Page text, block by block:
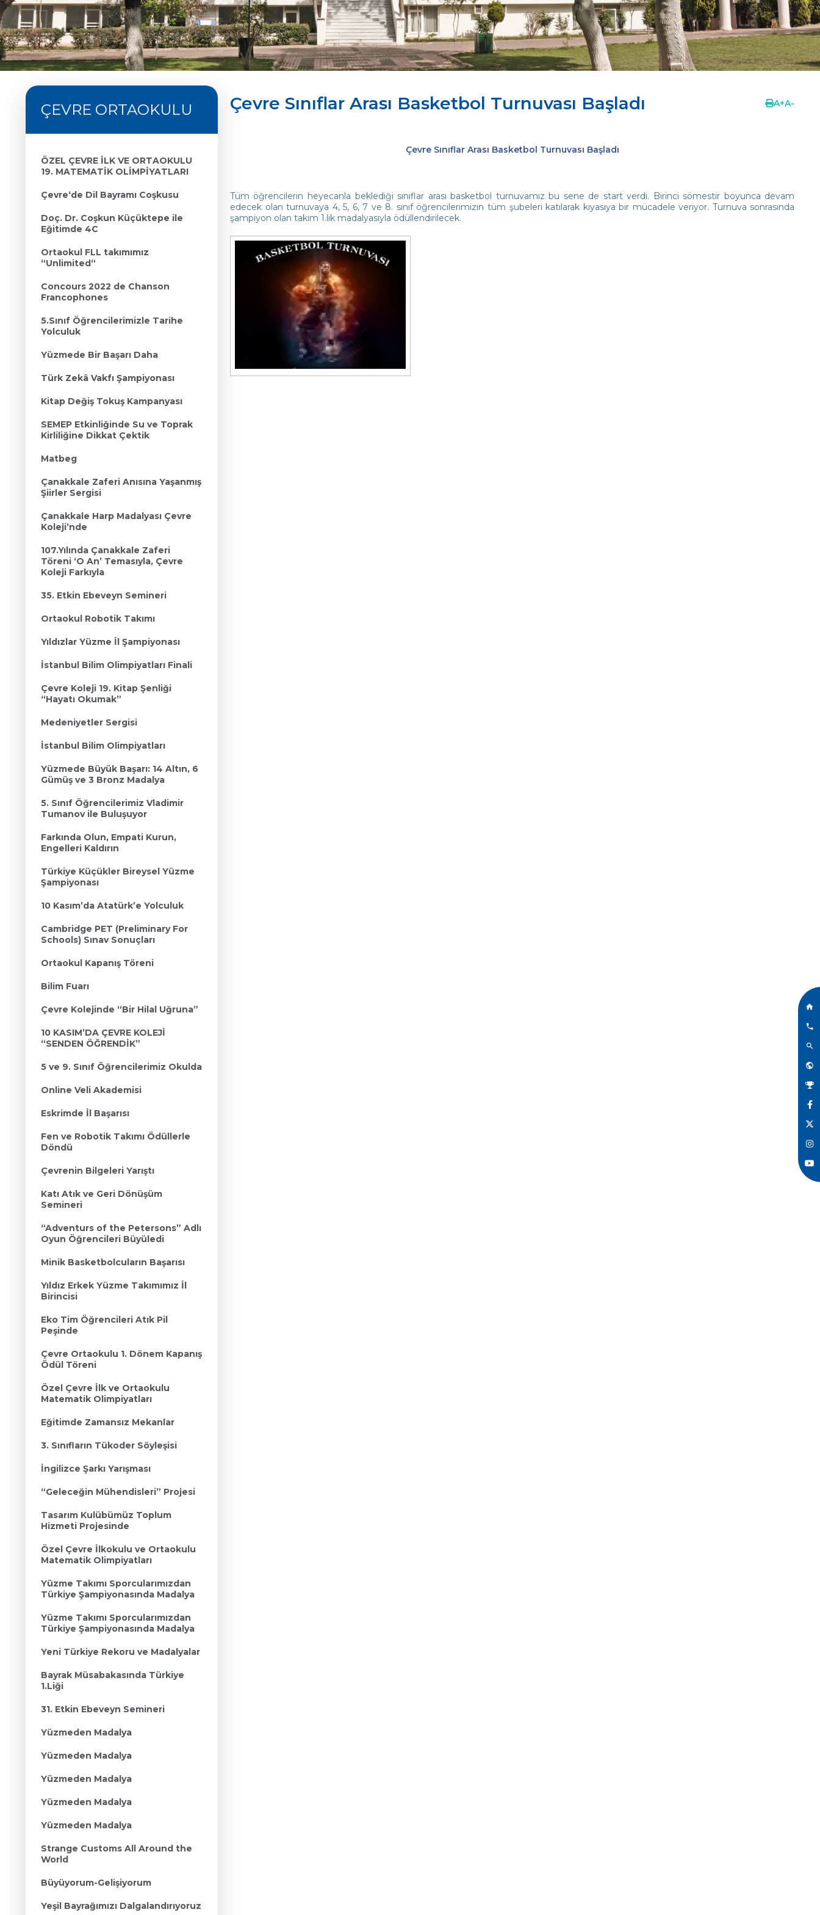
ÇEVRE ORTAOKULU
ÖZEL ÇEVRE İLK VE ORTAOKULU
19. MATEMATİK OLİMPİYATLARI
Çevre‘de Dil Bayramı Coşkusu
Doç. Dr. Coşkun Küçüktepe ile
Eğitimde 4C
Ortaokul FLL takımımız
“Unlimited“
Concours 2022 de Chanson
Francophones
5.Sınıf Öğrencilerimizle Tarihe
Yolculuk
Yüzmede Bir Başarı Daha
Türk Zekâ Vakfı Şampiyonası
Kitap Değiş Tokuş Kampanyası
SEMEP Etkinliğinde Su ve Toprak
Kirliliğine Dikkat Çektik
Matbeg
Çanakkale Zaferi Anısına Yaşanmış
Şiirler Sergisi
Çanakkale Harp Madalyası Çevre
Koleji’nde
107.Yılında Çanakkale Zaferi
Töreni ‘O An’ Temasıyla, Çevre
Koleji Farkıyla
35. Etkin Ebeveyn Semineri
Ortaokul Robotik Takımı
Yıldızlar Yüzme İl Şampiyonası
İstanbul Bilim Olimpiyatları Finali
Çevre Koleji 19. Kitap Şenliği
“Hayatı Okumak”
Medeniyetler Sergisi
İstanbul Bilim Olimpiyatları
Yüzmede Büyük Başarı: 14 Altın, 6
Gümüş ve 3 Bronz Madalya
5. Sınıf Öğrencilerimiz Vladimir
Tumanov ile Buluşuyor
Farkında Olun, Empati Kurun,
Engelleri Kaldırın
Türkiye Küçükler Bireysel Yüzme
Şampiyonası
10 Kasım’da Atatürk’e Yolculuk
Cambridge PET (Preliminary For
Schools) Sınav Sonuçları
Ortaokul Kapanış Töreni
Bilim Fuarı
Çevre Kolejinde “Bir Hilal Uğruna”
10 KASIM’DA ÇEVRE KOLEJİ
“SENDEN ÖĞRENDİK”
5 ve 9. Sınıf Öğrencilerimiz Okulda
Online Veli Akademisi
Eskrimde İl Başarısı
Fen ve Robotik Takımı Ödüllerle
Döndü
Çevrenin Bilgeleri Yarıştı
Katı Atık ve Geri Dönüşüm
Semineri
“Adventurs of the Petersons” Adlı
Oyun Öğrencileri Büyüledi
Minik Basketbolcuların Başarısı
Yıldız Erkek Yüzme Takımımız İl
Birincisi
Eko Tim Öğrencileri Atık Pil
Peşinde
Çevre Ortaokulu 1. Dönem Kapanış
Ödül Töreni
Özel Çevre İlk ve Ortaokulu
Matematik Olimpiyatları
Eğitimde Zamansız Mekanlar
3. Sınıfların Tükoder Söyleşisi
İngilizce Şarkı Yarışması
“Geleceğin Mühendisleri” Projesi
Tasarım Kulübümüz Toplum
Hizmeti Projesinde
Özel Çevre İlkokulu ve Ortaokulu
Matematik Olimpiyatları
Yüzme Takımı Sporcularımızdan
Türkiye Şampiyonasında Madalya
Yüzme Takımı Sporcularımızdan
Türkiye Şampiyonasında Madalya
Yeni Türkiye Rekoru ve Madalyalar
Bayrak Müsabakasında Türkiye
1.Liği
31. Etkin Ebeveyn Semineri
Yüzmeden Madalya
Yüzmeden Madalya
Yüzmeden Madalya
Yüzmeden Madalya
Yüzmeden Madalya
Strange Customs All Around the
World
Büyüyorum-Gelişiyorum
Yeşil Bayrağımızı Dalgalandırıyoruz
Çevre Sınıflar Arası Basketbol Turnuvası Başladı A+A-
Çevre Sınıflar Arası Basketbol Turnuvası Başladı
Tüm öğrencilerin heyecanla beklediği sınıflar arası basketbol turnuvamız bu sene de start verdi. Birinci sömestir boyunca devam
edecek olan turnuvaya 4, 5, 6, 7 ve 8. sınıf öğrencilerimizin tüm şubeleri katılarak kıyasıya bir mücadele veriyor. Turnuva sonrasında
şampiyon olan takım 1.lik madalyasıyla ödüllendirilecek.